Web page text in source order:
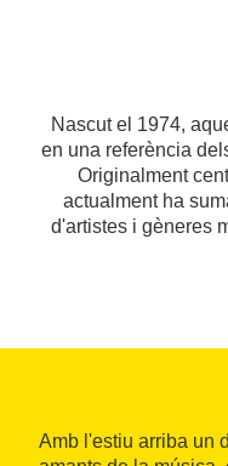
Nascut el 1974,
en una referència
Originalment
actualment ha
d'artistes i gèneres
Amb l'estiu arriba un